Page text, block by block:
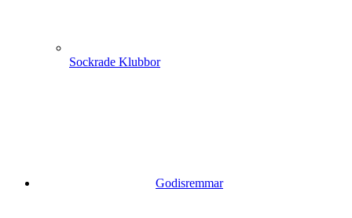
Sockrade Klubbor
Godisremmar